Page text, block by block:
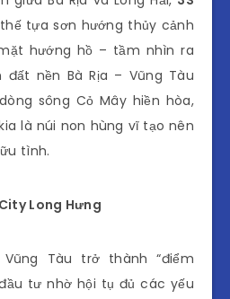
tựa sơn hướng thủy cảnh
hướng hồ – tầm nhìn ra
đất nền Bà Rịa – Vũng Tàu
sông Cỏ Mây hiền hòa,
là núi non hùng vĩ tạo nên
tình.
Long Hưng
Tàu trở thành “điểm
tư nhờ hội tụ đủ các yếu